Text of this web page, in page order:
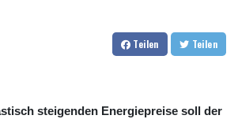
Teilen Teilen
steigenden Energiepreise soll der